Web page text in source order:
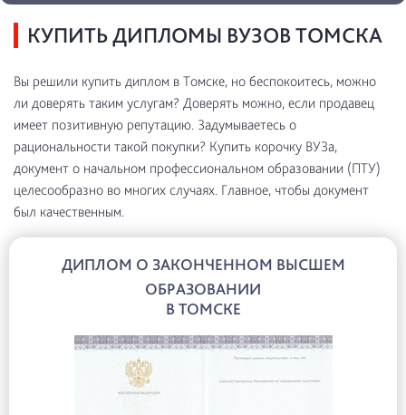
КУПИТЬ ДИПЛОМЫ ВУЗОВ ТОМСКА
Вы решили купить диплом в Томске, но беспокоитесь, можно
ли доверять таким услугам? Доверять можно, если продавец
имеет позитивную репутацию. Задумываетесь о
рациональности такой покупки? Купить корочку ВУЗа,
документ о начальном профессиональном образовании (ПТУ)
целесообразно во многих случаях. Главное, чтобы документ
был качественным.
ДИПЛОМ О ЗАКОНЧЕННОМ ВЫСШЕМ
ОБРАЗОВАНИИ
В ТОМСКЕ